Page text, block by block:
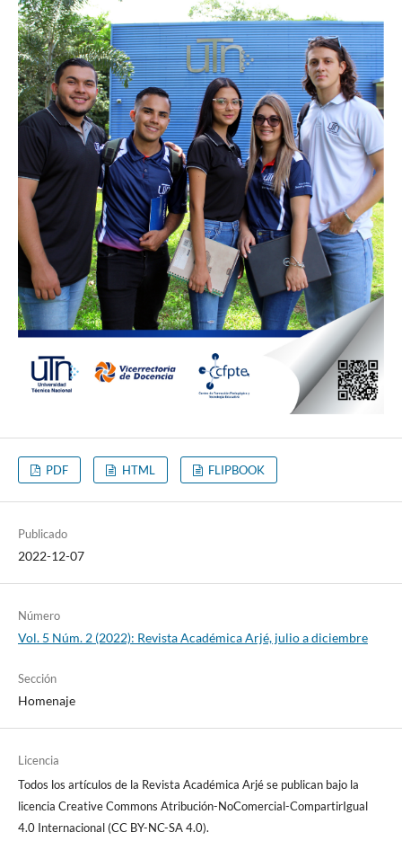
PDF HTML FLIPBOOK
Publicado
2022-12-07
Número
Vol. 5 Núm. 2 (2022): Revista Académica Arjé, julio a diciembre
Sección
Homenaje
Licencia
Todos los artículos de la Revista Académica Arjé se publican bajo la
licencia Creative Commons Atribución-NoComercial-CompartirIgual
4.0 Internacional (CC BY-NC-SA 4.0).